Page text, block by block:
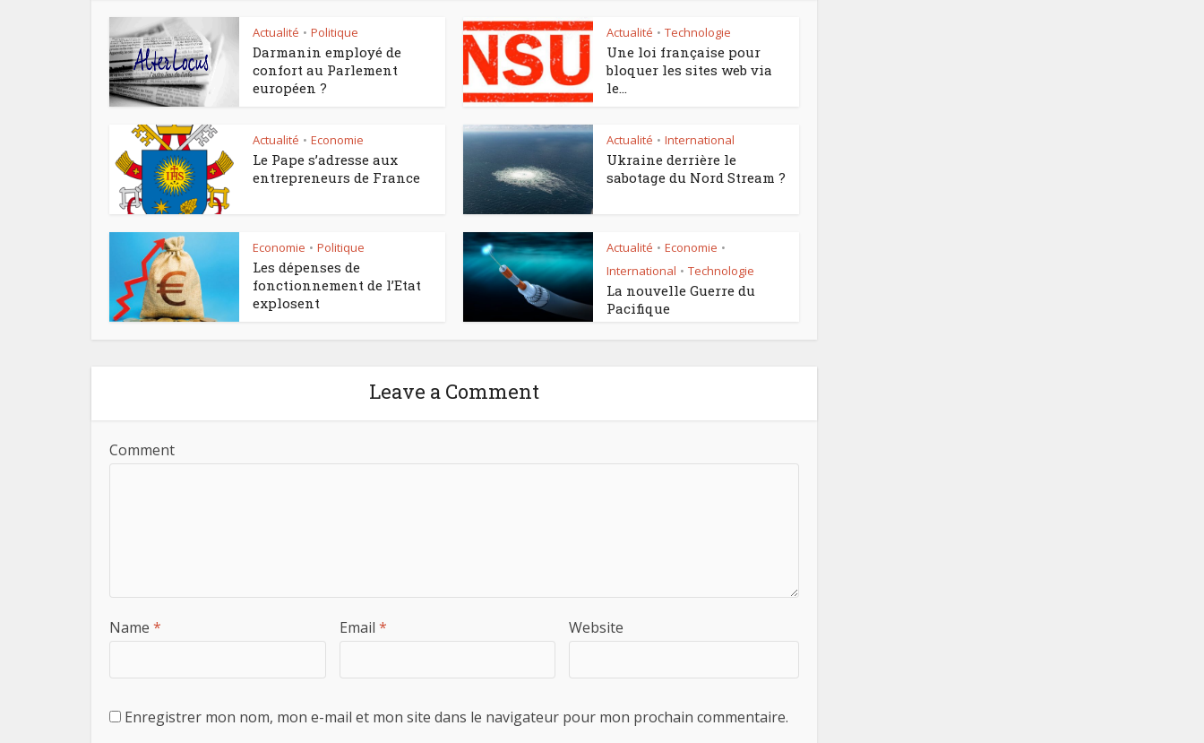
Actualité • Politique
Darmanin employé de
confort au Parlement
européen ?
Actualité • Technologie
Une loi française pour
bloquer les sites web via
le...
Actualité • Economie
Le Pape s’adresse aux
entrepreneurs de France
Actualité • International
Ukraine derrière le
sabotage du Nord Stream ?
Economie • Politique
Les dépenses de
fonctionnement de l’Etat
explosent
Actualité • Economie •
International • Technologie
La nouvelle Guerre du
Pacifique
Leave a Comment
Comment
Name * Email * Website
Enregistrer mon nom, mon e-mail et mon site dans le navigateur pour mon prochain commentaire.